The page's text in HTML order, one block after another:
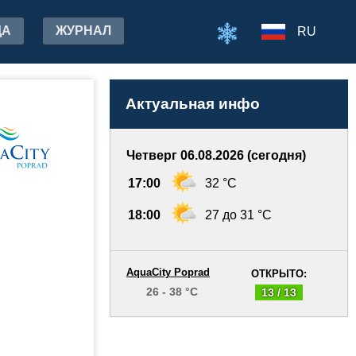
ЖУРНАЛ RU
Актуальная инфо
Четверг 06.08.2026 (сегодня)
17:00 32 °C
18:00 27 до 31 °C
ОТКРЫТО:
13 / 13
AquaCity Poprad
26 - 38 °C